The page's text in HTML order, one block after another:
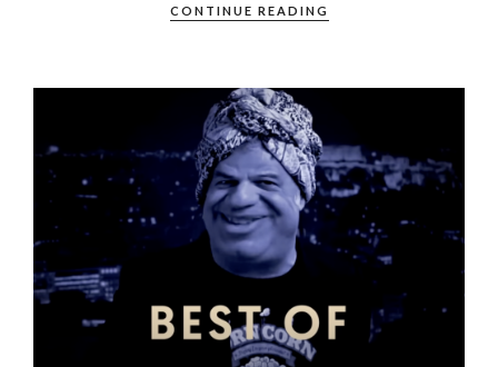
CONTINUE READING